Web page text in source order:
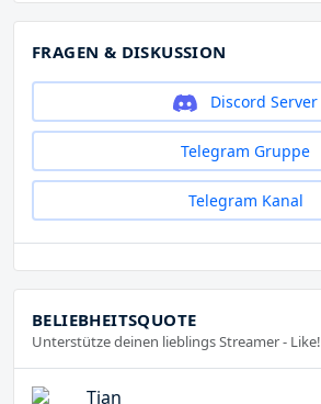
FRAGEN & DISKUSSION
Discord Server
Telegram Gruppe
Telegram Kanal
BELIEBHEITSQUOTE
Unterstütze deinen lieblings Streamer - Like!
Tjan